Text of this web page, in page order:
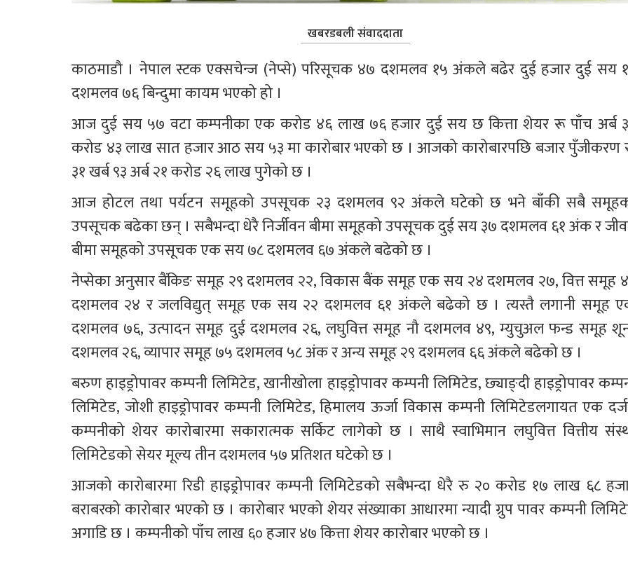
खबरडबली संवाददाता
काठमाडौ । नेपाल स्टक एक्सचेन्ज (नेप्से) परिसूचक ४७ दशमलव १५ अंकले बढेर दुई हजार दुई सय
दशमलव ७६ बिन्दुमा कायम भएको हो ।
आज दुई सय ५७ वटा कम्पनीका एक करोड ४६ लाख ७६ हजार दुई सय छ कित्ता शेयर रू पाँच अर्ब
करोड ४३ लाख सात हजार आठ सय ५३ मा कारोबार भएको छ । आजको कारोबारपछि बजार
३१ खर्ब ९३ अर्ब २१ करोड २६ लाख पुगेको छ ।
आज होटल तथा पर्यटन समूहको उपसूचक २३ दशमलव ९२ अंकले घटेको छ भने बाँकी सबै
उपसूचक बढेका छन् । सबैभन्दा धेरै निर्जीवन बीमा समूहको उपसूचक दुई सय ३७ दशमलव ६१ अंक र
बीमा समूहको उपसूचक एक सय ७८ दशमलव ६७ अंकले बढेको छ ।
नेप्सेका अनुसार बैंकिङ समूह २९ दशमलव २२, विकास बैंक समूह एक सय २४ दशमलव २७, वित्त समूह
दशमलव २४ र जलविद्युत् समूह एक सय २२ दशमलव ६१ अंकले बढेको छ । त्यस्तै लगानी समूह
दशमलव ७६, उत्पादन समूह दुई दशमलव २६, लघुवित्त समूह नौ दशमलव ४९, म्युचुअल फन्ड समूह
दशमलव २६, व्यापार समूह ७५ दशमलव ५८ अंक र अन्य समूह २९ दशमलव ६६ अंकले बढेको छ ।
बरुण हाइड्रोपावर कम्पनी लिमिटेड, खानीखोला हाइड्रोपावर कम्पनी लिमिटेड, छ्याङ्दी हाइड्रोपावर
लिमिटेड, जोशी हाइड्रोपावर कम्पनी लिमिटेड, हिमालय ऊर्जा विकास कम्पनी लिमिटेडलगायत एक
कम्पनीको शेयर कारोबारमा सकारात्मक सर्किट लागेको छ । साथै स्वाभिमान लघुवित्त वित्तीय
लिमिटेडको सेयर मूल्य तीन दशमलव ५७ प्रतिशत घटेको छ ।
आजको कारोबारमा रिडी हाइड्रोपावर कम्पनी लिमिटेडको सबैभन्दा धेरै रु २० करोड १७ लाख ६८
बराबरको कारोबार भएको छ । कारोबार भएको शेयर संख्याका आधारमा न्यादी ग्रुप पावर कम्पनी
अगाडि छ । कम्पनीको पाँच लाख ६० हजार ४७ कित्ता शेयर कारोबार भएको छ ।